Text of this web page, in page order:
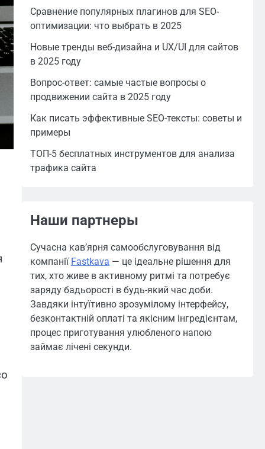
Сравнение популярных плагинов для SEO-
оптимизации: что выбрать в 2025
Новые тренды веб-дизайна и UX/UI для сайтов
в 2025 году
Вопрос-ответ: самые частые вопросы о
продвижении сайта в 2025 году
Как писать эффективные SEO-тексты: советы и
примеры
ТОП-5 бесплатных инструментов для анализа
трафика сайта
Наши партнеры
Сучасна кав’ярня самообслуговування від
компанії Fastkava — це ідеальне рішення для
тих, хто живе в активному ритмі та потребує
заряду бадьорості в будь-який час доби.
Завдяки інтуїтивно зрозумілому інтерфейсу,
безконтактній оплаті та якісним інгредієнтам,
процес приготування улюбленого напою
займає лічені секунди.